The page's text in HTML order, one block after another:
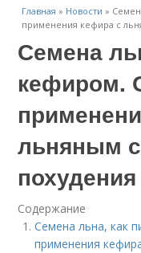
Главная » Новости »
применения кефира с
Семена
кефиром.
льняным
похудения
Содержание
Семена льна, как
применения